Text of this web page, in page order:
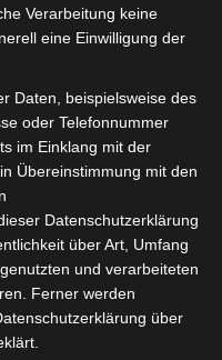
hat. Als
ein umfassendes
bis zur
Rigging
der Event-
Verarbeitung keine
eine Einwilligung der
Daten, beispielsweise des
oder Telefonnummer
im Einklang mit der
Übereinstimmung mit den
Datenschutzerklärung
über Art, Umfang
und verarbeiteten
Ferner werden
über